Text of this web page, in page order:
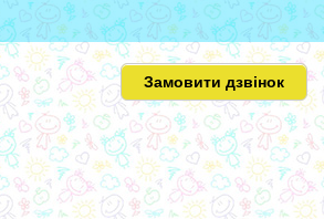
Замовити дзвінок